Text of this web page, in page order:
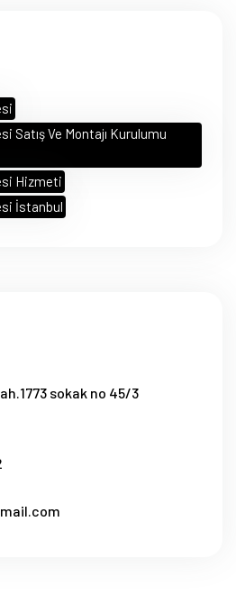
Satış Ve Montajı Kurulumu
Hizmeti
İstanbul
sokak no 45/3